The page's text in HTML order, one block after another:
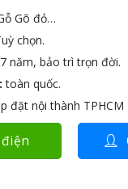
Gõ đỏ…
chọn.
7 năm, bảo trì trọn đời.
toàn quốc.
đặt nội thành TPHCM
hiện đại gỗ Gõ đỏ